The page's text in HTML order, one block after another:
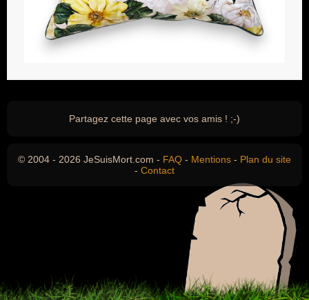
Partagez cette page avec vos amis ! ;-)
© 2004 - 2026 JeSuisMort.com - FAQ - Mentions - Plan du site
- Contact